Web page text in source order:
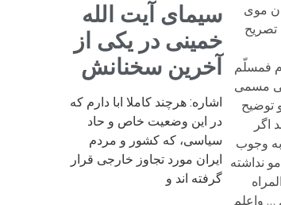
سیمای آیت الله
خمینی در یکی از
آخرین سخنانش
اشاره: هرچند کاملا ابا دارم که
در این وضعیت خاص و حاد
سیاسی، که کشور و مردم
ایران مورد تجاوز خارجی قرار
گرفته اند و